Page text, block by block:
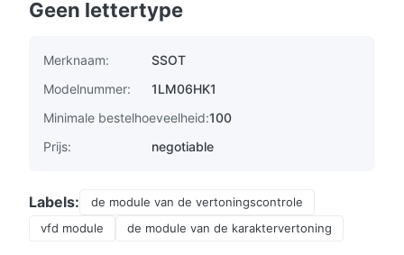
Geen lettertype
Merknaam:
SSOT
Modelnummer:
1LM06HK1
Minimale bestelhoeveelheid:100
Prijs:
negotiable
Labels:
de module van de vertoningscontrole
vfd module
de module van de karaktervertoning